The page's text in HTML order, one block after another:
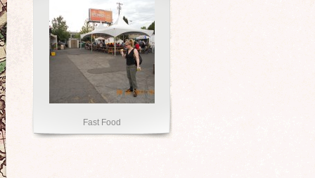
Fast Food